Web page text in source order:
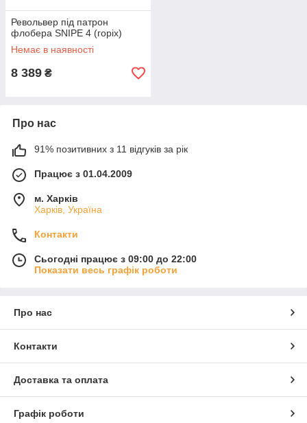
Револьвер під патрон
флобера SNIPE 4 (горіх)
Немає в наявності
8 389 ₴
Про нас
91% позитивних з 11 відгуків за рік
Працює з 01.04.2009
м. Харків
Харків, Україна
Контакти
Сьогодні працює з 09:00 до 22:00
Показати весь графік роботи
Про нас
Контакти
Доставка та оплата
Графік роботи